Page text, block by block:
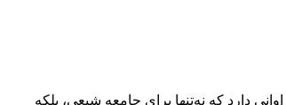
دارد که نه‌تنها برای جامعه شیعی، بلکه